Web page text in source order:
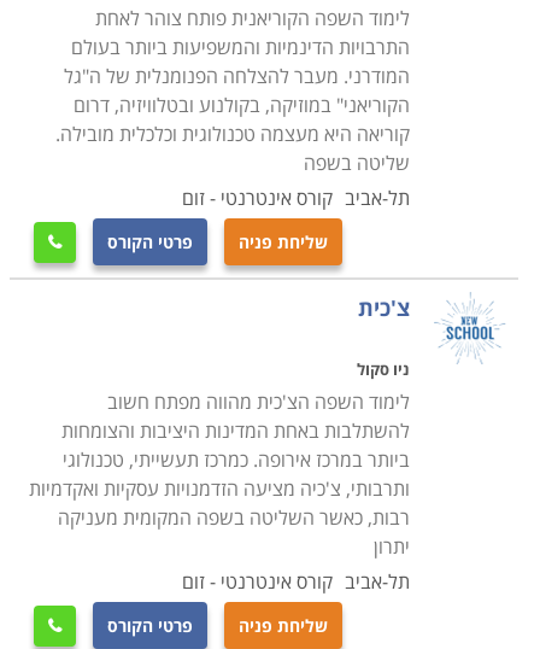
לימוד השפה הקוריאנית פותח צוהר לאחת
התרבויות הדינמיות והמשפיעות ביותר בעולם
המודרני. מעבר להצלחה הפנומנלית של ה"גל
הקוריאני" במוזיקה, בקולנוע ובטלוויזיה, דרום
קוריאה היא מעצמה טכנולוגית וכלכלית מובילה.
שליטה בשפה
תל-אביב קורס אינטרנטי - זום
שליחת פניה פרטי הקורס 
צ'כית
ניו סקול
לימוד השפה הצ'כית מהווה מפתח חשוב
להשתלבות באחת המדינות היציבות והצומחות
ביותר במרכז אירופה. כמרכז תעשייתי, טכנולוגי
ותרבותי, צ'כיה מציעה הזדמנויות עסקיות ואקדמיות
רבות, כאשר השליטה בשפה המקומית מעניקה
יתרון
תל-אביב קורס אינטרנטי - זום
שליחת פניה פרטי הקורס 